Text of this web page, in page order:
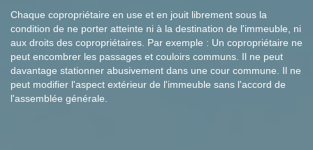
Chaque copropriétaire en use et en jouit librement sous la
condition de ne porter atteinte ni à la destination de l'immeuble, ni
aux droits des copropriétaires. Par exemple : Un copropriétaire ne
peut encombrer les passages et couloirs communs. Il ne peut
davantage stationner abusivement dans une cour commune. Il ne
peut modifier l'aspect extérieur de l'immeuble sans l'accord de
l'assemblée générale.